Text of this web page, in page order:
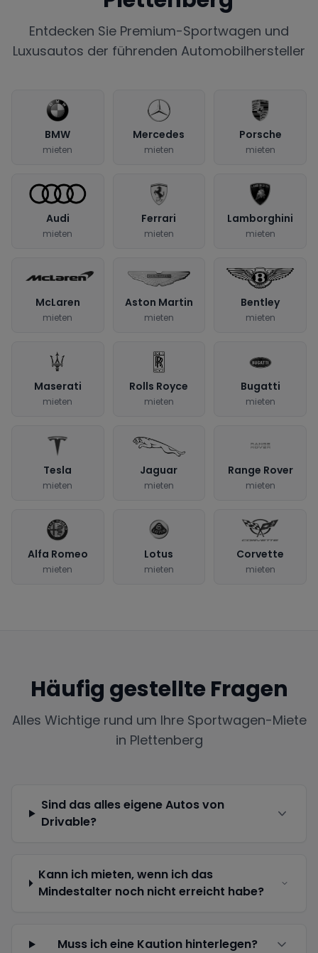
Entdecken Sie Premium-Sportwagen und
Luxusautos der führenden Automobilhersteller
BMW
mieten
Mercedes
mieten
Porsche
mieten
Audi
mieten
Ferrari
mieten
Lamborghini
mieten
McLaren
mieten
Aston Martin
mieten
Bentley
mieten
Maserati
mieten
Rolls Royce
mieten
Bugatti
mieten
Tesla
mieten
Jaguar
mieten
Range Rover
mieten
Alfa Romeo
mieten
Lotus
mieten
Corvette
mieten
Häufig gestellte Fragen
Alles Wichtige rund um Ihre Sportwagen-Miete
in Plettenberg
Sind das alles eigene Autos von
Drivable?
Kann ich mieten, wenn ich das
Mindestalter noch nicht erreicht habe?
Muss ich eine Kaution hinterlegen?